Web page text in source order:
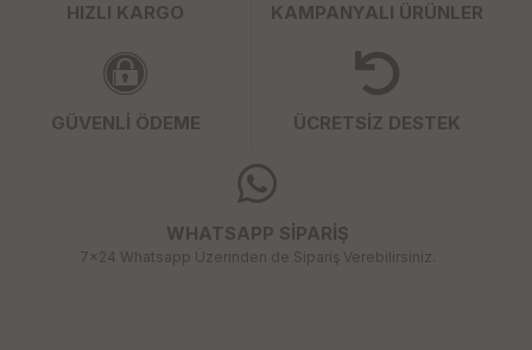
HIZLI KARGO KAMPANYALI ÜRÜNLER
GÜVENLİ ÖDEME ÜCRETSİZ DESTEK
WHATSAPP SİPARİŞ
7x24 Whatsapp Üzerinden de Sipariş Verebilirsiniz.